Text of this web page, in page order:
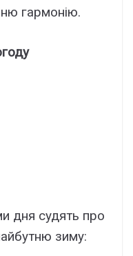
гармонію.
дня судять про
зиму: